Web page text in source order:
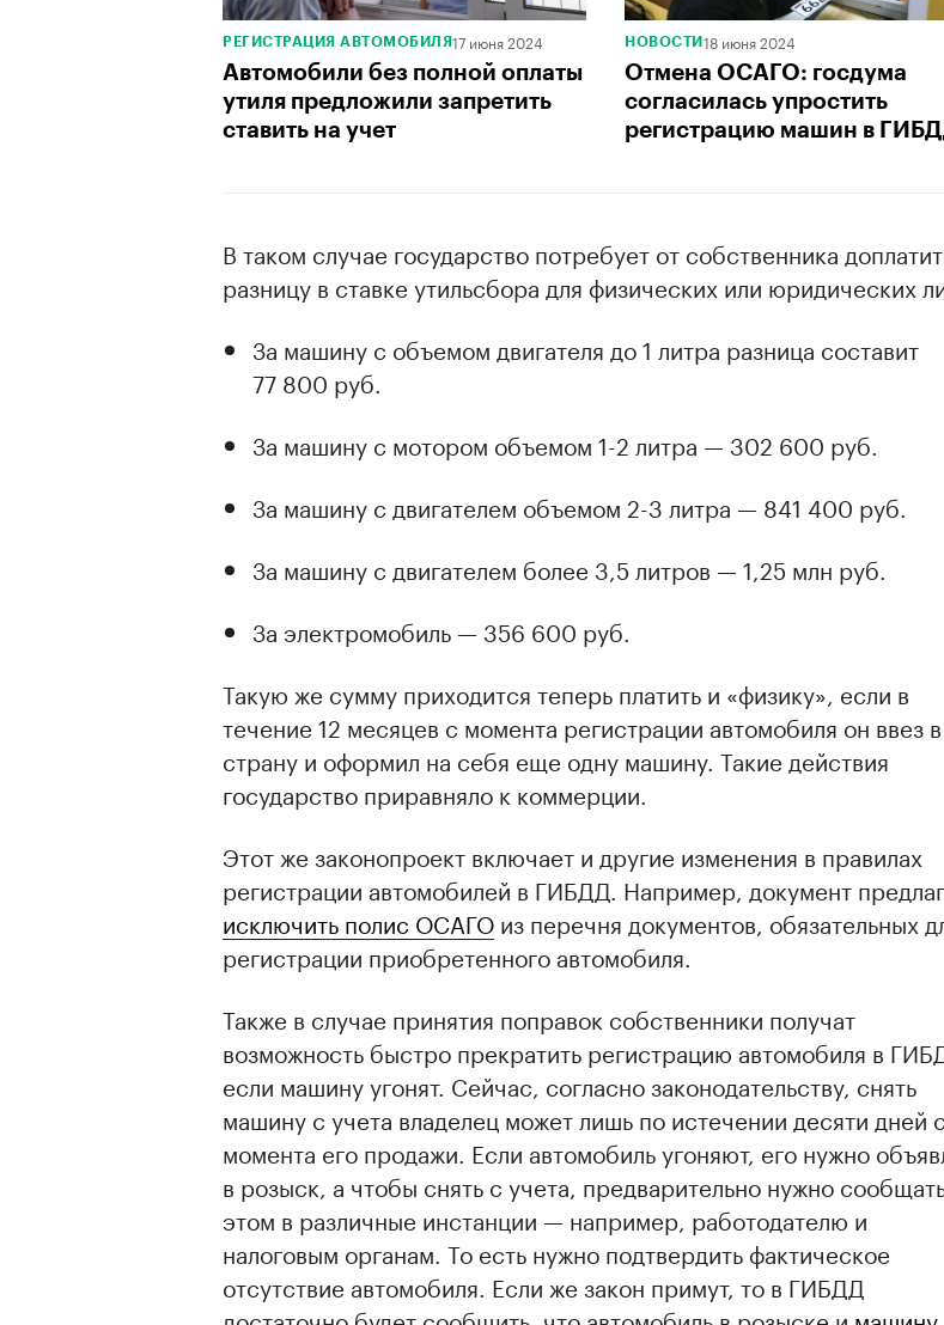
РЕГИСТРАЦИЯ АВТОМОБИЛЯ17 июня 2024
Автомобили без полной оплаты
утиля предложили запретить
ставить на учет
НОВОСТИ 18 июня 2024
Отмена ОСАГО: госдума
согласилась упростить
регистрацию машин в
В таком случае государство потребует от собственника
разницу в ставке утильсбора для физических или юридических
За машину с объемом двигателя до 1 литра разница составит
77 800 руб.
За машину с мотором объемом 1-2 литра — 302 600 руб.
За машину с двигателем объемом 2-3 литра — 841 400 руб.
За машину с двигателем более 3,5 литров — 1,25 млн руб.
За электромобиль — 356 600 руб.
Такую же сумму приходится теперь платить и «физику», если в
течение 12 месяцев с момента регистрации автомобиля он ввез в
страну и оформил на себя еще одну машину. Такие действия
государство приравняло к коммерции.
Этот же законопроект включает и другие изменения в правилах
регистрации автомобилей в ГИБДД. Например, документ
исключить полис ОСАГО из перечня документов, обязательных
регистрации приобретенного автомобиля.
Также в случае принятия поправок собственники получат
возможность быстро прекратить регистрацию автомобиля в
если машину угонят. Сейчас, согласно законодательству, снять
машину с учета владелец может лишь по истечении десяти дней с
момента его продажи. Если автомобиль угоняют, его нужно
в розыск, а чтобы снять с учета, предварительно нужно
этом в различные инстанции — например, работодателю и
налоговым органам. То есть нужно подтвердить фактическое
отсутствие автомобиля. Если же закон примут, то в ГИБДД